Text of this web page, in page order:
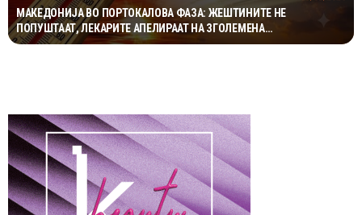
МАКЕДОНИЈА ВО ПОРТОКАЛОВА ФАЗА: ЖЕШТИНИТЕ НЕ
ПОПУШТААТ, ЛЕКАРИТЕ АПЕЛИРААТ НА ЗГОЛЕМЕНА
ПРЕТПАЗЛИВОСТ